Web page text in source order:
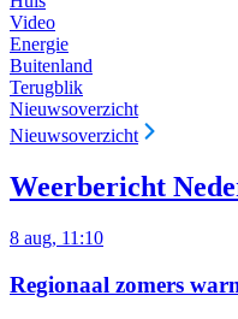
Video
Energie
Buitenland
Terugblik
Nieuwsoverzicht
Nieuwsoverzicht
Weerbericht
8 aug, 11:10
Regionaal zomers